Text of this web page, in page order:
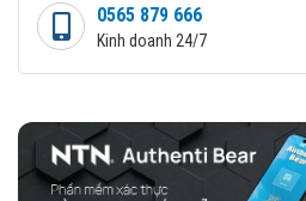
0565 879 666
Kinh doanh 24/7